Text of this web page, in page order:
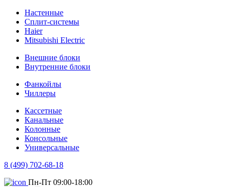
Настенные
Сплит-системы
Haier
Mitsubishi Electric
Внешние блоки
Внутренние блоки
Фанкойлы
Чиллеры
Кассетные
Канальные
Колонные
Консольные
Универсальные
8 (499) 702-68-18
Пн-Пт 09:00-18:00